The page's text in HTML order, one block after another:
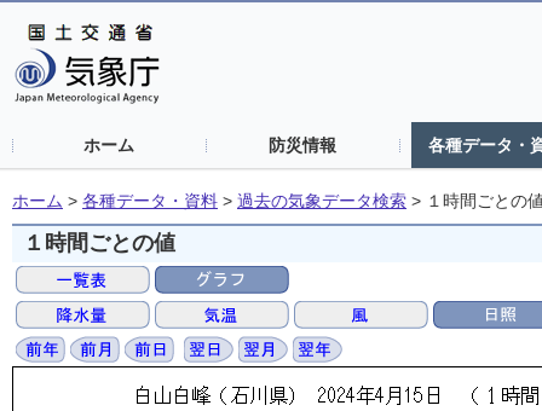
ホーム 防災情報 各種データ・
ホーム > 各種データ・資料 > 過去の気象データ検索 > １時間ごとの
１時間ごとの値